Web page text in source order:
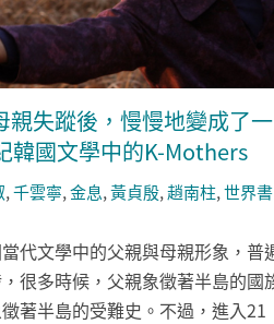
親失蹤後，慢慢地變成了一
韓國文學中的K-Mothers
,千雲寧,金息,黃貞殷,趙南柱,世界書
代文學中的父親與母親形象，普
很多時候，父親象徵著半島的國
著半島的受難史。不過，進入21